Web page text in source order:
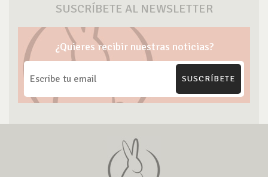
SUSCRÍBETE AL NEWSLETTER
¿Quieres recibir nuestras noticias?
SUSCRÍBETE